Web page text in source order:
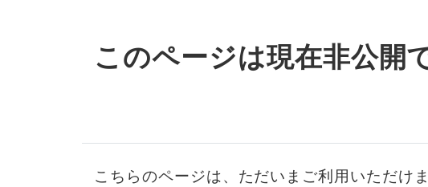
このページは現在非公開
こちらのページは、ただいまご利用いただけ